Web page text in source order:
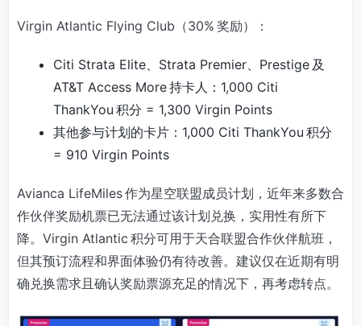
Virgin Atlantic Flying Club（30% 奖励）：
Citi Strata Elite、Strata Premier、Prestige 及
AT&T Access More 持卡人：1,000 Citi
ThankYou 积分 = 1,300 Virgin Points
其他参与计划的卡片：1,000 Citi ThankYou 积分
= 910 Virgin Points
Avianca LifeMiles 作为星空联盟成员计划，近年来多数合
作伙伴奖励机票已无法通过该计划兑换，实用性有所下
降。Virgin Atlantic 积分可用于天合联盟合作伙伴航班，
但其预订流程和界面体验仍有待改善。建议仅在近期有明
确兑换需求且确认奖励票源充足的情况下，再考虑转点。